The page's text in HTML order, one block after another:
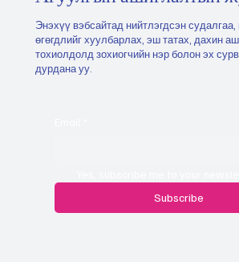
Subscribe
Энэхүү вэбсайтад нийтлэгдсэн
өгөгдлийг хуулбарлах, эш татах, дахин
тохиолдолд зохиогчийн нэр болон эх
дурдана уу.